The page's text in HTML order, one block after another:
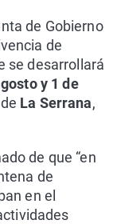
de Gobierno
de
se desarrollará
y 1 de
La Serrana,
de que “en
de
en el